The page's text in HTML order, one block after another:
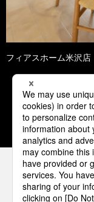
フィアスホーム米沢
1
パナソニ